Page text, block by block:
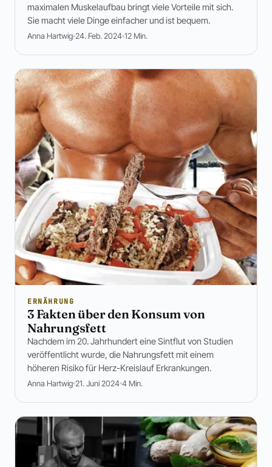
maximalen Muskelaufbau bringt viele Vorteile mit sich.
Sie macht viele Dinge einfacher und ist bequem.
Anna Hartwig 24. Feb. 2024 12 Min.
ERNÄHRUNG
3 Fakten über den Konsum von
Nahrungsfett
Nachdem im 20. Jahrhundert eine Sintflut von Studien
veröffentlicht wurde, die Nahrungsfett mit einem
höheren Risiko für Herz-Kreislauf Erkrankungen.
Anna Hartwig 21. Juni 2024 4 Min.